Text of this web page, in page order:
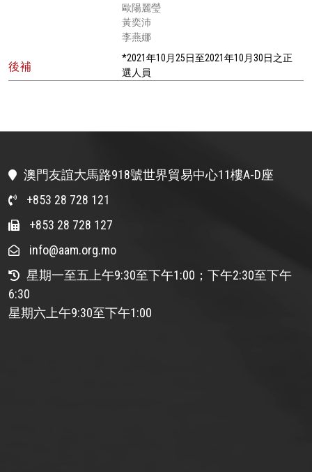
歐陽麗瑩
黃奕沛
李燕娜
後補
*2021年10月25日至2021年10月30日之正
選人員
澳門友誼大馬路918號世界貿易中心11樓A-D座
+853 28 728 121
+853 28 728 127
info@aam.org.mo
星期一至五上午9:30至下午1:00；下午2:30至下午
6:30
星期六上午9:30至下午1:00